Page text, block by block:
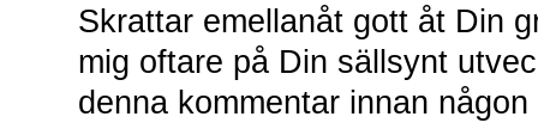
Skrattar emellanåt gott åt Din
mig oftare på Din sällsynt
denna kommentar innan